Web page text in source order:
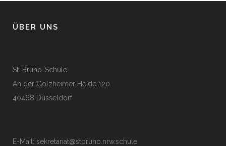
ÜBER UNS
St. Bruno-Schule
An der Golzheimer Heide 120
40468 Düsseldorf
E-Mail: sekretariat@stbruno.nrw.schule